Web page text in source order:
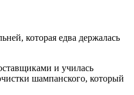
которая едва держалась
и училась
шампанского, который